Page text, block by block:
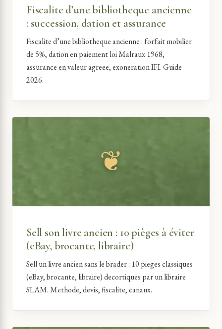
Fiscalite d’une bibliotheque ancienne
: succession, dation et assurance
Fiscalite d’une bibliotheque ancienne : forfait mobilier
de 5%, dation en paiement loi Malraux 1968,
assurance en valeur agreee, exoneration IFI. Guide
2026.
Sell son livre ancien : 10 pièges à éviter
(eBay, brocante, libraire)
Sell un livre ancien sans le brader : 10 pieges classiques
(eBay, brocante, libraire) decortiques par un libraire
SLAM. Methode, devis, fiscalite, canaux.